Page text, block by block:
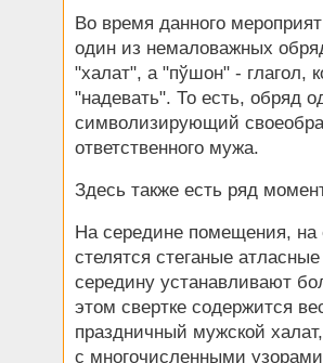
Во время данного
один из немаловажных
"халат", а "пўшон" - глагол,
"надевать". То есть, обряд
символизирующий
ответственного мужа.
Здесь также есть ряд
На середине помещения,
стелятся стеганые
середину устанавливают
этом свертке содержится
праздничный мужской
с многочисленными